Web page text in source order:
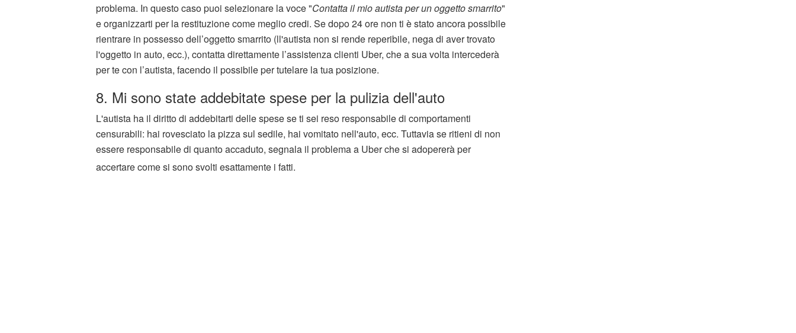
problema. In questo caso puoi selezionare la voce "Contatta il mio autista per un oggetto smarrito"
e organizzarti per la restituzione come meglio credi. Se dopo 24 ore non ti è stato ancora possibile
rientrare in possesso dell’oggetto smarrito (ll'autista non si rende reperibile, nega di aver trovato
l'oggetto in auto, ecc.), contatta direttamente l’assistenza clienti Uber, che a sua volta intercederà
per te con l’autista, facendo il possibile per tutelare la tua posizione.
8. Mi sono state addebitate spese per la pulizia dell'auto
L'autista ha il diritto di addebitarti delle spese se ti sei reso responsabile di comportamenti
censurabili: hai rovesciato la pizza sul sedile, hai vomitato nell'auto, ecc. Tuttavia se ritieni di non
essere responsabile di quanto accaduto, segnala il problema a Uber che si adopererà per
accertare come si sono svolti esattamente i fatti.